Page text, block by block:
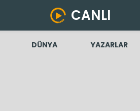
CANLI
DÜNYA YAZARLAR